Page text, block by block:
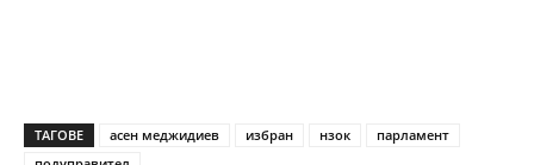
ТАГОВЕ асен меджидиев избран нзок
парламент